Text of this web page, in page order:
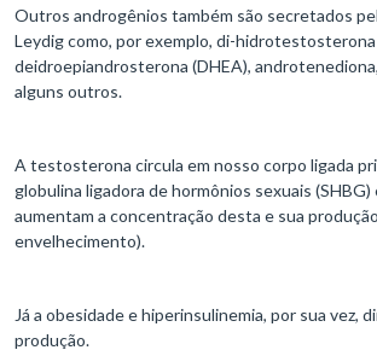
Outros androgênios também são secretados
Leydig como, por exemplo, di-hidrotestosterona
deidroepiandrosterona (DHEA),
alguns outros.
A testosterona circula em nosso corpo ligada
globulina ligadora de hormônios sexuais
aumentam a concentração desta e sua
envelhecimento).
Já a obesidade e hiperinsulinemia, por sua vez,
produção.